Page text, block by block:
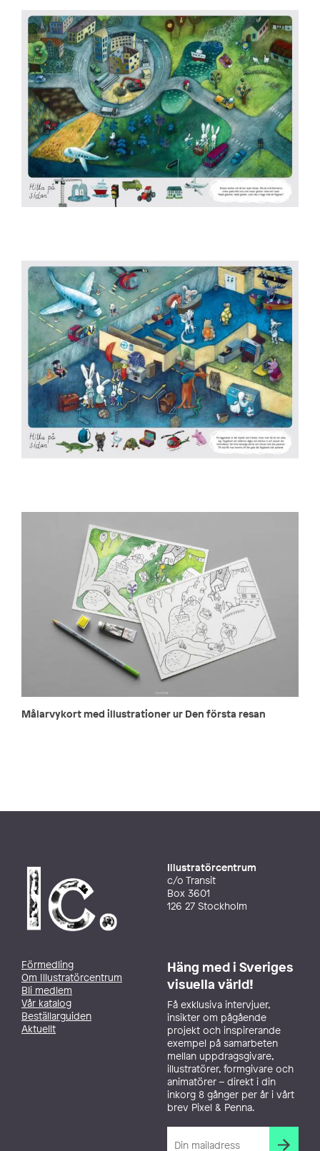
Målarvykort med illustrationer ur Den första resan
Illustratörcentrum
c/o Transit
Box 3601
126 27 Stockholm
Förmedling
Om Illustratörcentrum
Bli medlem
Vår katalog
Beställarguiden
Aktuellt
Häng med i Sveriges
visuella värld!
Få exklusiva intervjuer,
insikter om pågående
projekt och inspirerande
exempel på samarbeten
mellan uppdragsgivare,
illustratörer, formgivare och
animatörer – direkt i din
inkorg 8 gånger per år i vårt
brev Pixel & Penna.